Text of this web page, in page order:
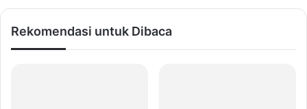
Rekomendasi untuk Dibaca